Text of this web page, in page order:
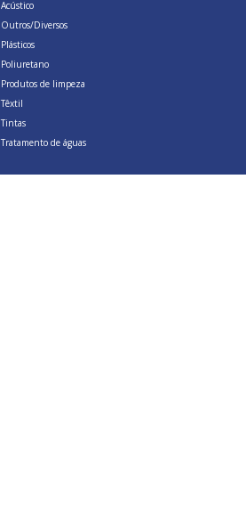
Acústico
Outros/Diversos
Plásticos
Poliuretano
Produtos de limpeza
Têxtil
Tintas
Tratamento de águas